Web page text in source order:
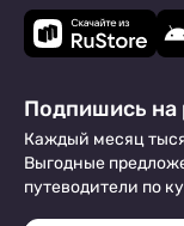
Подпишись на
Каждый месяц
Выгодные
путеводители по